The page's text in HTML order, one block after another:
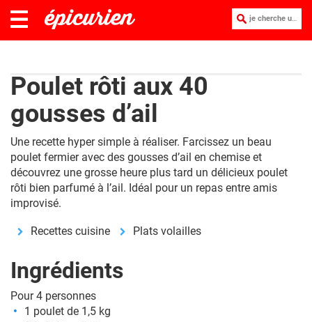
je cherche une recette :
Poulet rôti aux 40
gousses d’ail
Une recette hyper simple à réaliser. Farcissez un beau
poulet fermier avec des gousses d’ail en chemise et
découvrez une grosse heure plus tard un délicieux poulet
rôti bien parfumé à l’ail. Idéal pour un repas entre amis
improvisé.
Recettes cuisine Plats volailles
Ingrédients
Pour 4 personnes
1 poulet de 1,5 kg